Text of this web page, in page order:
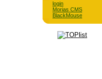
login
Morias CMS
BlackMouse